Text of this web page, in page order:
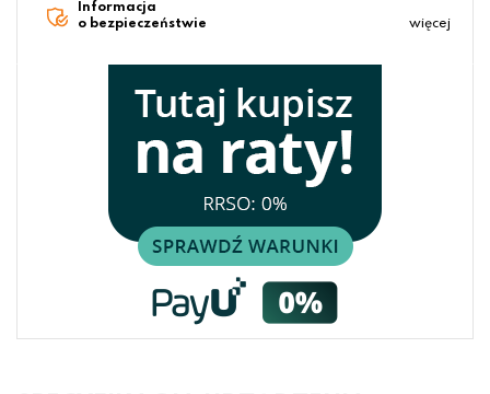
Informacja
o bezpieczeństwie
więcej